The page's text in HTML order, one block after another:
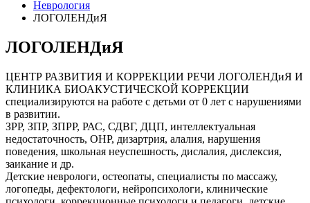
Неврология
ЛОГОЛЕНДиЯ
ЛОГОЛЕНДиЯ
ЦЕНТР РАЗВИТИЯ И КОРРЕКЦИИ РЕЧИ ЛОГОЛЕНДиЯ И
КЛИНИКА БИОАКУСТИЧЕСКОЙ КОРРЕКЦИИ
специализируются на работе с детьми от 0 лет с нарушениями
в развитии.
ЗРР, ЗПР, ЗПРР, РАС, СДВГ, ДЦП, интеллектуальная
недостаточность, ОНР, дизартрия, алалия, нарушения
поведения, школьная неуспешность, дислалия, дислексия,
заикание и др.
Детские неврологи, остеопаты, специалисты по массажу,
логопеды, дефектологи, нейропсихологи, клинические